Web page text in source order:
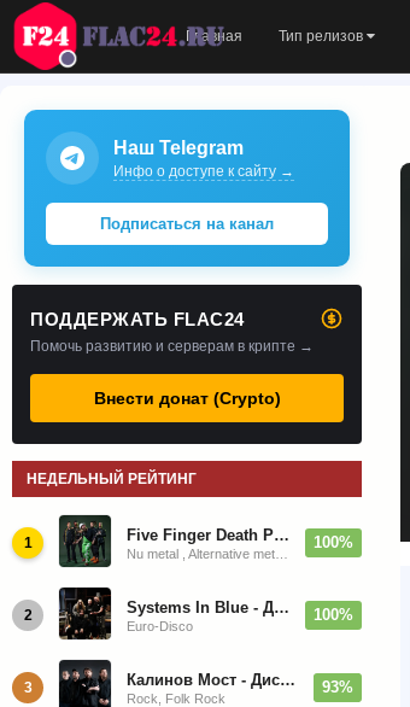
Главная Тип релизов
Наш Telegram
Инфо о доступе к сайту →
Подписаться на канал
ПОДДЕРЖАТЬ FLAC24
Помочь развитию и серверам в крипте →
Внести донат (Crypto)
НЕДЕЛЬНЫЙ РЕЙТИНГ
1 Five Finger Death Punch - Дискография (2008-2026) 100%
2 Systems In Blue - Дискография (2020-2026)
Euro-Disco
100%
3 Калинов Мост - Дискография (1986-2026)
Rock, Folk Rock
93%